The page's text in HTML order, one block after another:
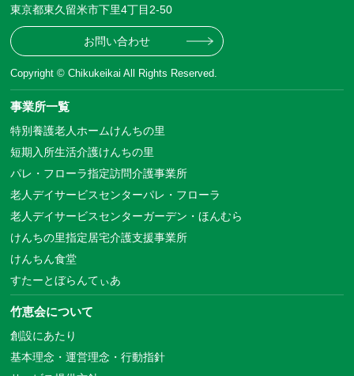
東京都東久留米市下里4丁目2-50
お問い合わせ
Copyright © Chikukeikai All Rights Reserved.
事業所一覧
特別養護老人ホームけんちの里
短期入所生活介護けんちの里
パレ・フローラ指定訪問介護事業所
老人デイサービスセンターパレ・フローラ
老人デイサービスセンターガーデン・ほんむら
けんちの里指定居宅介護支援事業所
けんちん食堂
すたーとぼらんてぃあ
竹恵会について
創設にあたり
基本理念・運営理念・行動指針